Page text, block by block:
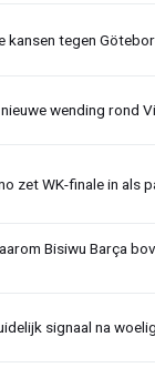
kansen tegen
wending rond
zet WK-finale in als
Bisiwu Barça
signaal na